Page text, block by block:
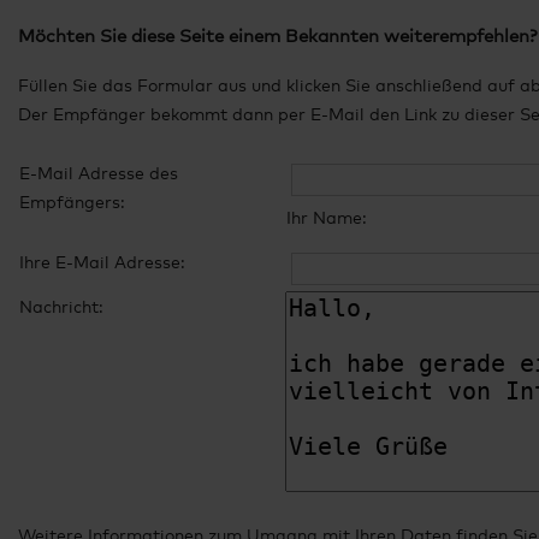
Möchten Sie diese Seite einem Bekannten weiterempfehlen?
Füllen Sie das Formular aus und klicken Sie anschließend auf
Der Empfänger bekommt dann per E-Mail den Link zu dieser
E-Mail Adresse des
Empfängers:
Ihr Name:
Ihre E-Mail Adresse:
Nachricht:
Weitere Informationen zum Umgang mit Ihren Daten finden